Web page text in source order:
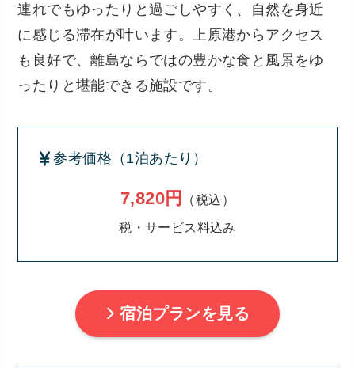
連れでもゆったりと過ごしやすく、自然を身近
に感じる滞在が叶います。上原港からアクセス
も良好で、離島ならではの豊かな食と風景をゆ
ったりと堪能できる施設です。
参考価格（1泊あたり）
7,820円
（税込）
税・サービス料込み
宿泊プランを見る